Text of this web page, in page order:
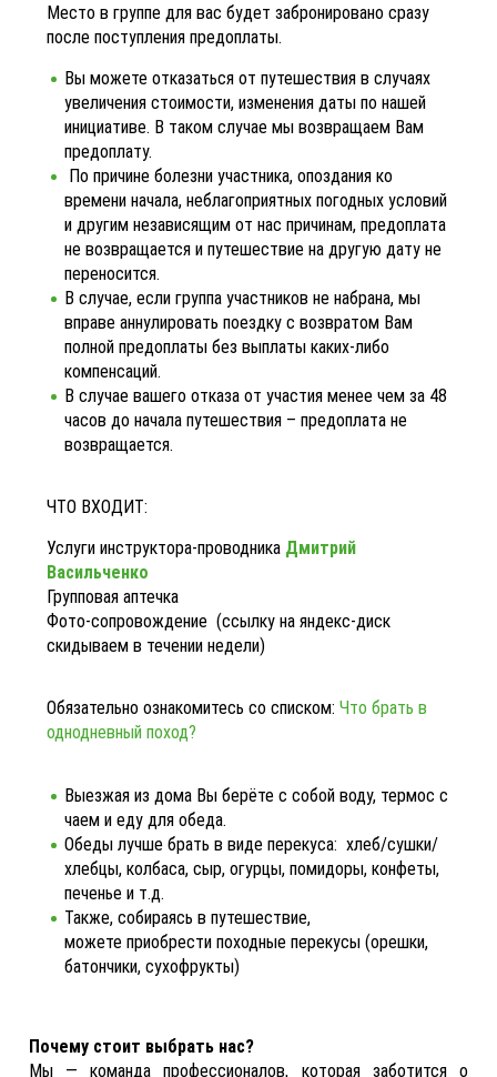
Место в группе для вас будет забронировано сразу
после поступления предоплаты.
Вы можете отказаться от путешествия в случаях
увеличения стоимости, изменения даты по нашей
инициативе. В таком случае мы возвращаем Вам
предоплату.
По причине болезни участника, опоздания ко
времени начала, неблагоприятных погодных условий
и другим независящим от нас причинам, предоплата
не возвращается и путешествие на другую дату не
переносится.
В случае, если группа участников не набрана, мы
вправе аннулировать поездку с возвратом Вам
полной предоплаты без выплаты каких-либо
компенсаций.
В случае вашего отказа от участия менее чем за 48
часов до начала путешествия – предоплата не
возвращается.
ЧТО ВХОДИТ:
Услуги инструктора-проводника Дмитрий
Васильченко
Групповая аптечка
Фото-сопровождение (ссылку на яндекс-диск
скидываем в течении недели)
Обязательно ознакомитесь со списком:Что брать в
однодневный поход?
Выезжая из дома Вы берёте с собой воду, термос с
чаем и еду для обеда.
Обеды лучше брать в виде перекуса: хлеб/сушки/
хлебцы, колбаса, сыр, огурцы, помидоры, конфеты,
печенье и т.д.
Также, собираясь в путешествие,
можете приобрести походные перекусы (орешки,
батончики, сухофрукты)
Почему стоит выбрать нас?
Мы — команда профессионалов, которая заботится о